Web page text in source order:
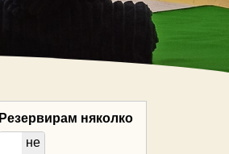
Резервирам няколко
не